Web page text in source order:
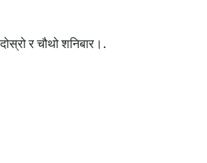
र चौथो शनिबार।.